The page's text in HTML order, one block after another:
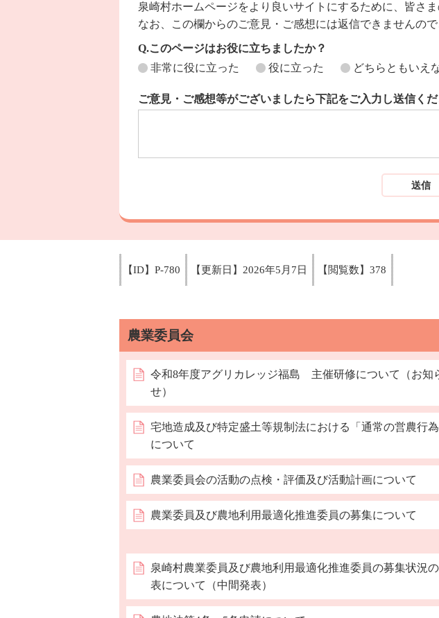
泉崎村ホームページをより良いサイトにするために、皆さ
なお、この欄からのご意見・ご感想には返信できませんので
Q.このページはお役に立ちましたか？
非常に役に立った
役に立った どちらともいえ
ご意見・ご感想等がございましたら下記をご入力し送信くだ
【ID】 P-780 【更新日】 2026年5月7日 【閲覧数】 378
農業委員会
令和8年度アグリカレッジ福島 主催研修について（お知
せ）
宅地造成及び特定盛土等規制法における「通常の営農行為
について
農業委員会の活動の点検・評価及び活動計画について
農業委員及び農地利用最適化推進委員の募集について
泉崎村農業委員及び農地利用最適化推進委員の募集状況
表について（中間発表）